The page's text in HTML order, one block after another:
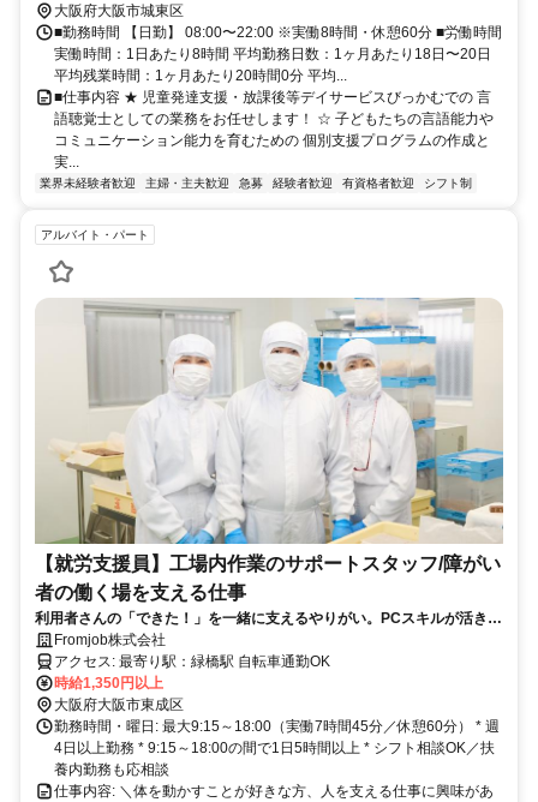
大阪府大阪市城東区
■勤務時間 【日勤】 08:00〜22:00 ※実働8時間・休憩60分 ■労働時間
実働時間：1日あたり8時間 平均勤務日数：1ヶ月あたり18日〜20日
平均残業時間：1ヶ月あたり20時間0分 平均...
■仕事内容 ★ 児童発達支援・放課後等デイサービスびっかむでの 言
語聴覚士としての業務をお任せします！ ☆ 子どもたちの言語能力や
コミュニケーション能力を育むための 個別支援プログラムの作成と
実...
業界未経験者歓迎 主婦・主夫歓迎 急募 経験者歓迎 有資格者歓迎 シフト制
アルバイト・パート
【就労支援員】工場内作業のサポートスタッフ/障がい
者の働く場を支える仕事
利用者さんの「できた！」を一緒に支えるやりがい。PCスキルが活きる
福祉の現場
Fromjob株式会社
アクセス: 最寄り駅：緑橋駅 自転車通勤OK
時給1,350円以上
大阪府大阪市東成区
勤務時間・曜日: 最大9:15～18:00（実働7時間45分／休憩60分） * 週
4日以上勤務 * 9:15～18:00の間で1日5時間以上 * シフト相談OK／扶
養内勤務も応相談
仕事内容: ＼体を動かすことが好きな方、人を支える仕事に興味があ